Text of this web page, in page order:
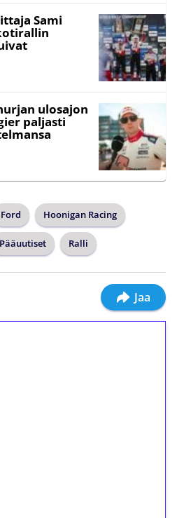
Sami
ulosajon
paljasti
Ford Hoonigan Racing
Pääuutiset Ralli
Jaa